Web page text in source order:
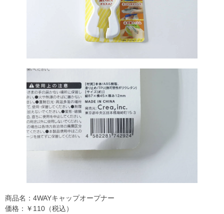
商品名：4WAYキャップオープナー
価格：￥110（税込）